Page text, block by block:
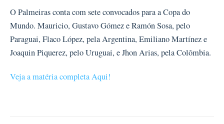
O Palmeiras conta com sete convocados para a Copa do
Mundo. Mauricio, Gustavo Gómez e Ramón Sosa, pelo
Paraguai, Flaco López, pela Argentina, Emiliano Martínez e
Joaquin Piquerez, pelo Uruguai, e Jhon Arias, pela Colômbia.
Veja a matéria completa Aqui!